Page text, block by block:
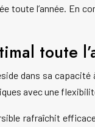
toute l’année. En
toute
dans sa capacité
avec une
rafraîchit